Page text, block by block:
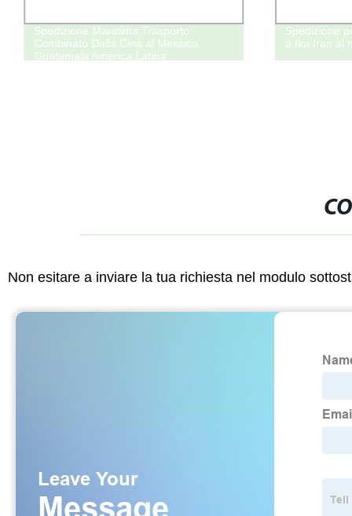
Spedizione Marittima Trasporto
Combinato Dalla Cina al Messico
Guatemala America Latina
Spedizione
a Ika Iran al
Non esitare a inviare la tua richiesta nel modulo